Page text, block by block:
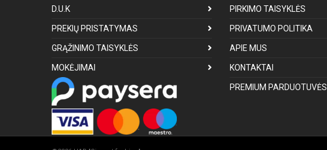
D.U.K
PREKIŲ PRISTATYMAS
GRĄŽINIMO TAISYKLĖS
MOKĖJIMAI
PIRKIMO TAISYKLĖS
PRIVATUMO POLITIKA
APIE MUS
KONTAKTAI
PREMIUM PARDUOTUVĖS